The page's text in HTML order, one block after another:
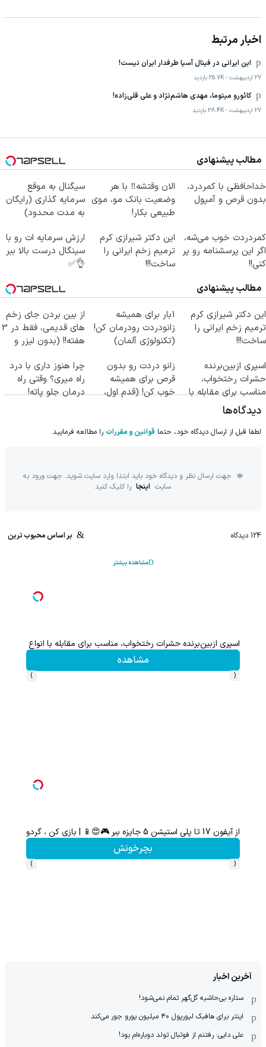
اخبار مرتبط
این ایرانی در فینال آسیا طرفدار ایران نیست!
27 اردیبهشت -
25.7K بازدید
کائورو میتوما، مهدی هاشم‌نژاد و علی قلی‌‌زاده!
27 اردیبهشت -
38.4K بازدید
مطالب پیشنهادی
خداحافظی با کمردرد،
بدون قرص و آمپول
الان وقتشه‼️ با هر
وضعیت بانک مو، موی
طبیعی بکار!
سیگنال به موقع
سرمایه گذاری (رایگان
به مدت محدود)
کمردردت خوب می‌شه،
اگر این پرسشنامه رو پر
کنی!!
این دکتر شیرازی کرم
ترمیم زخم ایرانی را
ساخت!!!
ارزش سرمایه ات رو با
سینگال درست بالا ببر
👌✅
مطالب پیشنهادی
این دکتر شیرازی کرم
ترمیم زخم ایرانی را
ساخت!!!
1بار برای همیشه
زانودردت رودرمان کن!
(تکنولوژی آلمان)
از بین بردن جای زخم
های قدیمی، فقط در 3
هفته!! (بدون لیزر و
اسپری ازبین‌برنده
حشرات رختخواب،
مناسب برای مقابله با
انواع ساس
زانو دردت رو بدون
قرص برای همیشه
خوب کن! (قدم اول،
چرا هنوز داری با درد
راه میری؟ وقتی راه
درمان جلو پاته!
دیدگاه‌ها
لطفا قبل از ارسال دیدگاه خود، حتما قوانین و مقررات را مطالعه فرمایید.
جهت ارسال نظر و دیدگاه خود باید ابتدا وارد سایت شوید. جهت ورود به
سایت اینجا را کلیک کنید
124 دیدگاه بر اساس محبوب ترین
مشاهده بیشتر
اسپری ازبین‌برنده حشرات رختخواب، مناسب برای مقابله با انواع ساس
مشاهده
‹
›
از آیفون 17 تا پلی استیشن 5 جایزه ببر 🎮😍📱 | بازی کن ، گردونه بچرخون
بچرخونش
‹
›
آخرین اخبار
ستاره بی‌حاشیه گل‌گهر تمام نمی‌شود!
اینتر برای هافبک لیورپول ۴۰ میلیون یورو جور می‌کند
علی دایی: رفتنم از فوتبال تولد دوباره‌ام بود!